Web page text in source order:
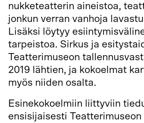
nukketeatterin aineistoa,
jonkun verran vanhoja
Lisäksi löytyy
tarpeistoa. Sirkus ja
Teatterimuseon
2019 lähtien, ja kokoelmat
myös niiden osalta.
Esinekokoelmiin liittyviin
ensisijaisesti Teatterimuseon